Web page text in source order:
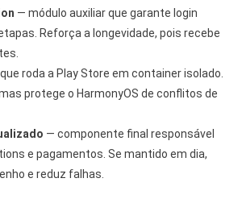
— módulo auxiliar que garante login
Reforça a longevidade, pois recebe
roda a Play Store em container isolado.
protege o HarmonyOS de conflitos de
— componente final responsável
e pagamentos. Se mantido em dia,
e reduz falhas.